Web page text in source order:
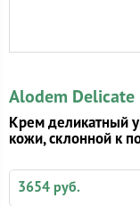
Alodem
Крем деликатный
кожи, склонной к
3654 руб.